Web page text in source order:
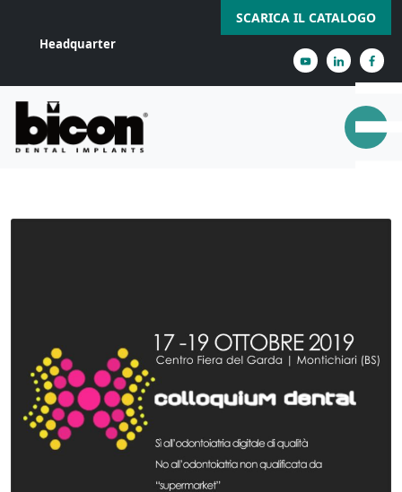
Headquarter
SCARICA IL CATALOGO